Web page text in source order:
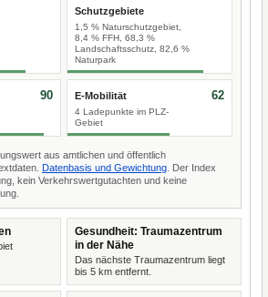
Schutzgebiete
1,5 % Naturschutzgebiet,
8,4 % FFH, 68,3 %
Landschaftsschutz, 82,6 %
Naturpark
90 E-Mobilität
4 Ladepunkte im PLZ-
Gebiet
62
aus amtlichen und öffentlich
Datenbasis und Gewichtung . Der Index
kein Verkehrswertgutachten und keine
Gesundheit: Traumazentrum
in der Nähe
Das nächste Traumazentrum liegt
bis 5 km entfernt.